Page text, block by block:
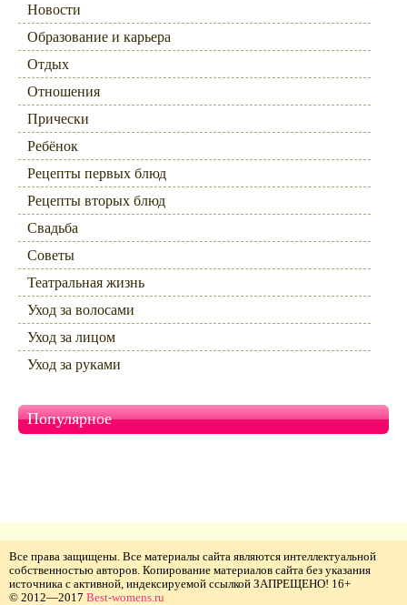
Новости
Образование и карьера
Отдых
Отношения
Прически
Ребёнок
Рецепты первых блюд
Рецепты вторых блюд
Свадьба
Советы
Театральная жизнь
Уход за волосами
Уход за лицом
Уход за руками
Популярное
Все права защищены. Все материалы сайта являются интеллектуальной
собственностью авторов. Копирование материалов сайта без указания
источника с активной, индексируемой ссылкой ЗАПРЕЩЕНО! 16+
© 2012—2017 Best-womens.ru